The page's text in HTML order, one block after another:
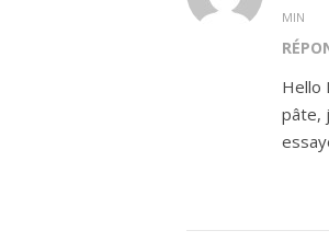
MIN
Hello
pâte,